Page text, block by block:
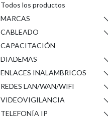
Todos los productos
​MARCAS
CABLEADO
CAPACITACIÓN
DIADEMAS
ENLACES INALAMBRICOS
REDES LAN/WAN/WIFI
VIDEOVIGILANCIA
TELEFONÍA IP